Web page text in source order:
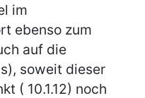
im
ebenso zum
auf die
soweit dieser
( 10.1.12) noch